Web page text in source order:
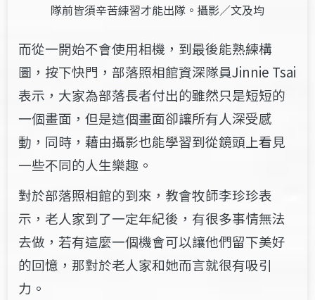
隊前皆須辛苦練習才能出隊。攝影／文及均
而從一開始不會使用相機，到最後能熟練構
圖，按下快門，部落照相館資深隊員Jinnie Tsai
表示，大家為部落長者付出的雖然只是短短的
一個畫面，但是這個畫面卻讓所有人深受感
動，同時，藉由攝影也能學習到從鏡頭上看見
一些不同的人生樂趣。
對於部落照相館的到來，教會牧師李珍珍表
示，老人家到了一定年紀後，有很多事情無法
去做，若有這麼一個機會可以讓他們留下美好
的回憶，那對於老人家和她而言就很有吸引
力。